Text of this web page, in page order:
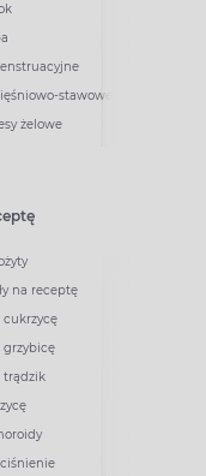
stawowe
żelowe
na receptę
cukrzycę
grzybicę
trądzik